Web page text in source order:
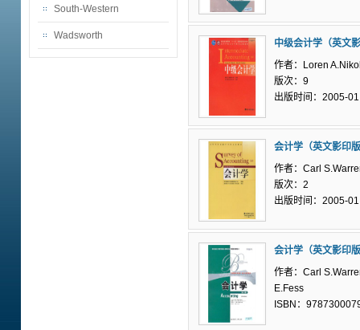
South-Western
Wadsworth
中级会计学（英文
作者：Loren
版次：9
出版时间：2005-01
会计学（英文影印
作者：Carl
版次：2
出版时间：2005-01
会计学（英文影印
作者：Carl
E.Fess
ISBN：